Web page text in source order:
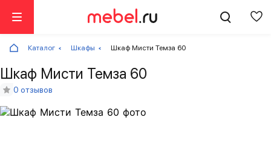
Каталог Шкафы Шкаф Мисти Темза 60
Шкаф Мисти Темза 60
0 отзывов